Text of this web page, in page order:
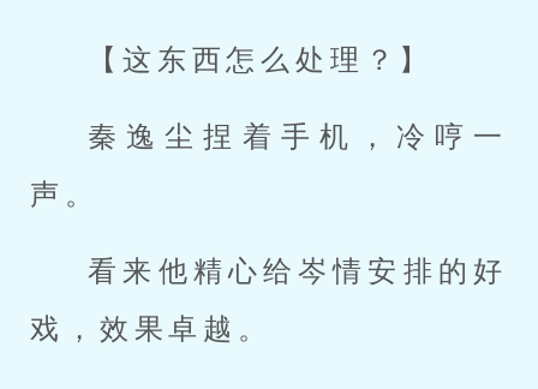
【这东西怎么处理？】
秦逸尘捏着手机，冷哼一
声。
看来他精心给岑情安排的好
戏，效果卓越。